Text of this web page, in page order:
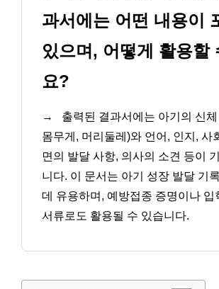
과서에는 어떤 내용이
있으며, 어떻게 활용할
요?
→
출력된 결과서에는 아기의 신
몸무게, 머리둘레)와 언어, 인지, 사
면의 발달 사항, 의사의 소견 등이
니다. 이 문서는 아기 성장 발달 기
데 유용하며, 예방접종 증명이나 입
서류로도 활용될 수 있습니다.